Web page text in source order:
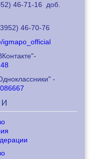
46-71-16
доб.
46-70-76
igmapo_official
-